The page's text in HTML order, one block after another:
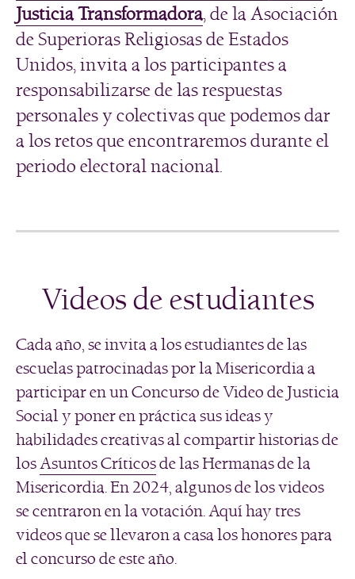
Justicia Transformadora, de la Asociación
de Superioras Religiosas de Estados
Unidos, invita a los participantes a
responsabilizarse de las respuestas
personales y colectivas que podemos dar
a los retos que encontraremos durante el
periodo electoral nacional.
Videos de estudiantes
Cada año, se invita a los estudiantes de las
escuelas patrocinadas por la Misericordia a
participar en un Concurso de Video de Justicia
Social y poner en práctica sus ideas y
habilidades creativas al compartir historias de
losAsuntos Críticosde las Hermanas de la
Misericordia. En 2024, algunos de los videos
se centraron en la votación. Aquí hay tres
videos que se llevaron a casa los honores para
el concurso de este año.